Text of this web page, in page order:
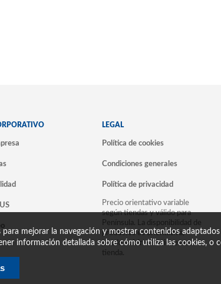
LEGAL
Política de cookies
Condiciones generales
Política de privacidad
Precio orientativo variable
según tiendas y válido para
Península. La disponibilidad de
productos es orientativa,
puede sufrir variaciones en
tienda.
mejorar la navegación y mostrar contenidos
información detallada sobre cómo utiliza las cookies, o